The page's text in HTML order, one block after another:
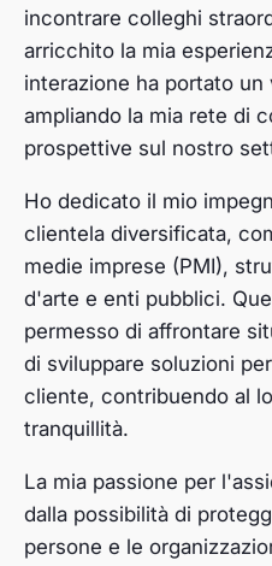
incontrare colleghi
arricchito la mia
interazione ha portato un
ampliando la mia rete di
prospettive sul nostro
Ho dedicato il mio
clientela diversificata,
medie imprese (PMI),
d'arte e enti pubblici.
permesso di affrontare
di sviluppare soluzioni
cliente, contribuendo al
tranquillità.
La mia passione per
dalla possibilità di
persone e le